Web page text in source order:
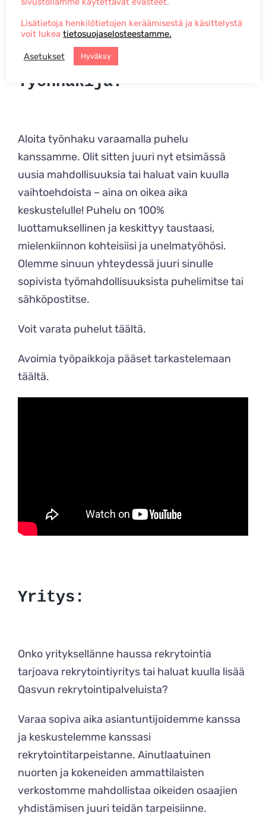
Työnhakija:
Aloita työnhaku varaamalla puhelu
kanssamme. Olit sitten juuri nyt etsimässä
uusia mahdollisuuksia tai haluat vain kuulla
vaihtoehdoista – aina on oikea aika
keskustelulle! Puhelu on 100%
luottamuksellinen ja keskittyy taustaasi,
mielenkiinnon kohteisiisi ja unelmatyöhösi.
Olemme sinuun yhteydessä juuri sinulle
sopivista työmahdollisuuksista puhelimitse tai
sähköpostitse.
Voit varata puheluttäältä.
Avoimia työpaikkoja pääset tarkastelemaan
täältä.
Yritys:
Onko yrityksellänne haussa rekrytointia
tarjoava rekrytointiyritys tai haluat kuulla lisää
Qasvun rekrytointipalveluista?
Varaa sopiva aika asiantuntijoidemme kanssa
ja keskustelemme kanssasi
rekrytointitarpeistanne. Ainutlaatuinen
nuorten ja kokeneiden ammattilaisten
verkostomme mahdollistaa oikeiden osaajien
yhdistämisen juuri teidän tarpeisiinne.
Lisätietoja henkilötietojen keräämisestä ja käsittelystä
voit lukea tietosuojaselosteestamme.
Asetukset Hyväksy